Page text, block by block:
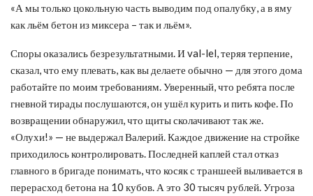
«А мы только цокольную часть выводим под опалубку, а в яму
как льём бетон из миксера – так и льём».
Споры оказались безрезультатными. И val-lel, теряя терпение,
сказал, что ему плевать, как вы делаете обычно — для этого дома
работайте по моим требованиям. Уверенный, что ребята после
гневной тирады послушаются, он ушёл курить и пить кофе. По
возвращении обнаружил, что щиты сколачивают так же.
«Олухи!» — не выдержал Валерий. Каждое движение на стройке
приходилось контролировать. Последней каплей стал отказ
главного в бригаде понимать, что косяк с траншеей выливается в
перерасход бетона на 10 кубов. А это 30 тысяч рублей. Угроза